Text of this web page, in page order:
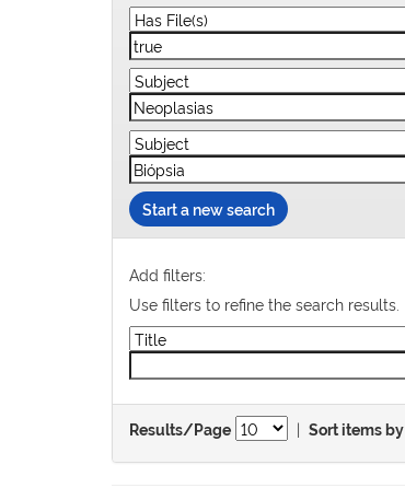
Start a new search
Add filters:
Use filters to refine the search results.
Results/Page | Sort items by